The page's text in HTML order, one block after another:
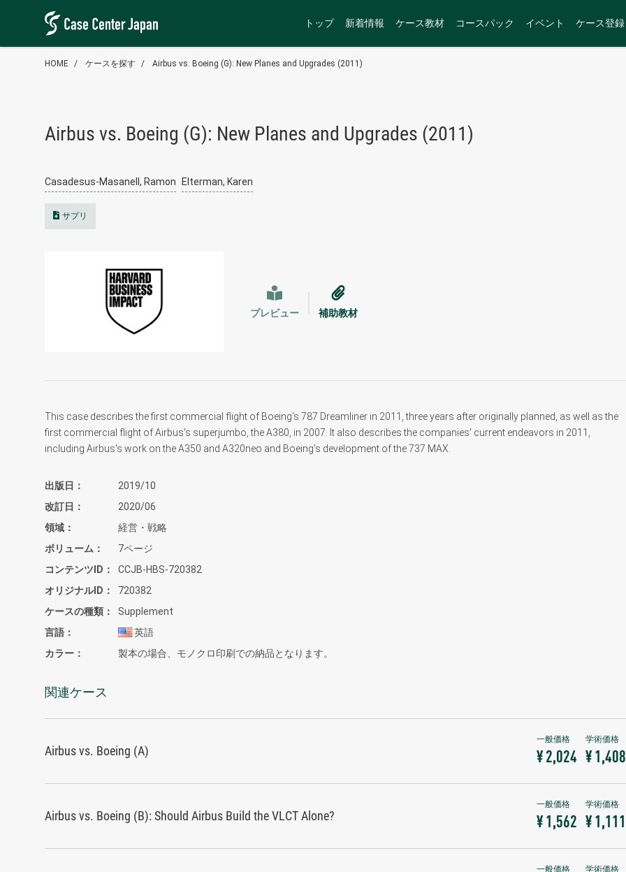
トップ 新着情報 ケース教材 コースパック イベント ケース登録
HOME ケースを探す Airbus vs. Boeing (G): New Planes and Upgrades (2011)
Airbus vs. Boeing (G): New Planes and Upgrades (2011)
Casadesus-Masanell, Ramon Elterman, Karen
サプリ
プレビュー 補助教材
This case describes the first commercial flight of Boeing's 787 Dreamliner in 2011, three years after originally planned, as well as the
first commercial flight of Airbus's superjumbo, the A380, in 2007. It also describes the companies' current endeavors in 2011,
including Airbus's work on the A350 and A320neo and Boeing's development of the 737 MAX.
出版日
2019/10
改訂日
2020/06
領域
経営・戦略
ボリューム
7ページ
コンテンツID
CCJB-HBS-720382
オリジナルID
720382
ケースの種類
Supplement
言語
英語
カラー
製本の場合、モノクロ印刷での納品となります。
関連ケース
Airbus vs. Boeing (A) ¥ 2,024 ¥ 1,408
Airbus vs. Boeing (B): Should Airbus Build the VLCT Alone? ¥ 1,562 ¥ 1,111